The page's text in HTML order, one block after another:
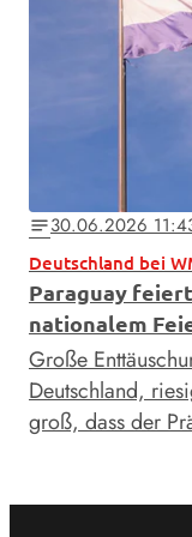
notes30.06.2026
Deutschland bei
Paraguay
nationalem
Große
Deutschland,
groß, dass der